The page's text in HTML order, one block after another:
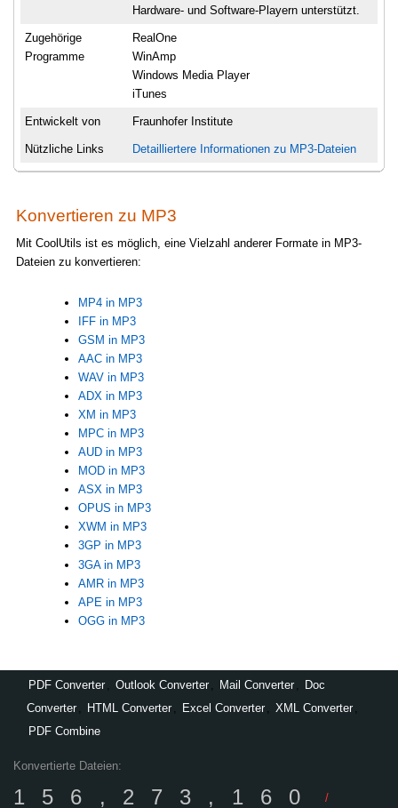
Hardware- und Software-Playern unterstützt.
Zugehörige
Programme
RealOne
WinAmp
Windows Media Player
iTunes
Entwickelt von Fraunhofer Institute
Nützliche Links Detailliertere Informationen zu MP3-Dateien
Konvertieren zu MP3
Mit CoolUtils ist es möglich, eine Vielzahl anderer Formate in MP3-
Dateien zu konvertieren:
MP4 in MP3
IFF in MP3
GSM in MP3
AAC in MP3
WAV in MP3
ADX in MP3
XM in MP3
MPC in MP3
AUD in MP3
MOD in MP3
ASX in MP3
OPUS in MP3
XWM in MP3
3GP in MP3
3GA in MP3
AMR in MP3
APE in MP3
OGG in MP3
PDF Converter , Outlook Converter , Mail Converter ,
Doc
Converter , HTML Converter , Excel Converter , XML Converter ,
PDF Combine
Konvertierte Dateien:
156,273,160 /